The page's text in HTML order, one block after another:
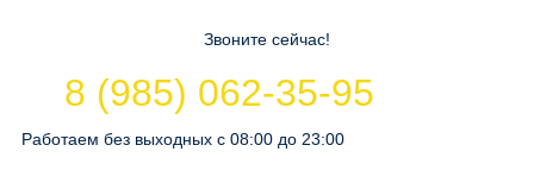
Звоните сейчас!
8 (985) 062-35-95
Работаем без выходных с 08:00 до 23:00